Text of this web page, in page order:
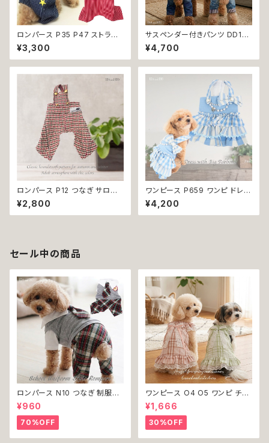
ロンパース P35 P47 ストライ
プ おしゃれ デニム レッド ハンド
メイド 小型犬 犬 猫 ペット 服
犬服 猫服 犬の服 猫の服 ドッグ
¥3,300
サスペンダー付きパンツ DD172
DD173 DD174 DD175 デニム
パンツ オーバーオール 吊りズボ
ン カジュアル 犬 猫 ペット 犬服
可
¥4,700
ロンパース P12 つなぎ サロペ
ット オールインワン ボトムス チ
ェック 千鳥格子 シック ハンドメ
イド おしゃれ カッコいい ドッグ
換不可
¥2,800
ワンピース P659 ワンピ ドレス
スカート ハンドメイド りぼん カ
ジュアル おしゃれ かわいい 爽
やか 春 夏 小型犬 ドッグウェア
¥4,200
セール中の商品
ロンパース N10 つなぎ 制服風
チェック柄 グレー 灰色 コスチュ
ーム コスプレ ドッグウェア dog
犬 猫 ペット 服 犬服 洋服 オシ
ャレ かわいい 小型犬 返品交換
不可
¥960
70%OFF
ワンピース O4 O5 ワンピ チェ
ック プリーツ レース 女の子 犬
犬服 小型 猫 服 洋服 ペット do
g ドッグウェア おしゃれ かわい
い 返品交換不可
¥1,666
30%OFF